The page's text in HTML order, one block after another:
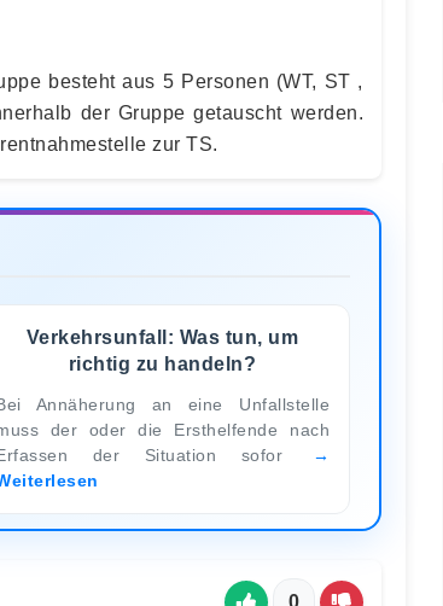
besteht aus 5 Personen (WT, ST ,
der Gruppe getauscht werden.
zur TS.
Verkehrsunfall: Was tun, um
richtig zu handeln?
Annäherung an eine Unfallstelle
der oder die Ersthelfende nach
der Situation sofor
0